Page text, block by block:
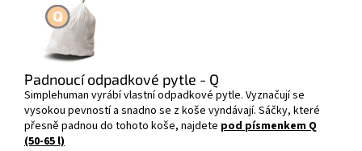
Padnoucí odpadkové pytle - Q
Simplehuman vyrábí vlastní odpadkové pytle. Vyznačují se
vysokou pevností a snadno se z koše vyndávají. Sáčky, které
přesně padnou do tohoto koše, najdete pod písmenkem Q
(50-65 l)